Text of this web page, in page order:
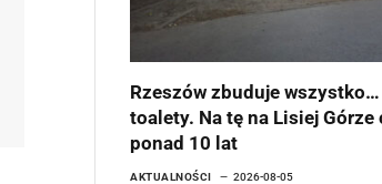
Rzeszów zbuduje
toalety. Na tę na Lisiej Górze
ponad 10 lat
AKTUALNOŚCI 2026-08-05